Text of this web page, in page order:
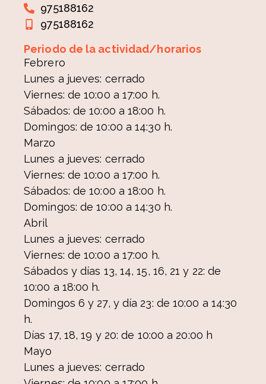
975188162
975188162
Periodo de la actividad/horarios
Febrero
Lunes a jueves: cerrado
Viernes: de 10:00 a 17:00 h.
Sábados: de 10:00 a 18:00 h.
Domingos: de 10:00 a 14:30 h.
Marzo
Lunes a jueves: cerrado
Viernes: de 10:00 a 17:00 h.
Sábados: de 10:00 a 18:00 h.
Domingos: de 10:00 a 14:30 h.
Abril
Lunes a jueves: cerrado
Viernes: de 10:00 a 17:00 h.
Sábados y días 13, 14, 15, 16, 21 y 22: de
10:00 a 18:00 h.
Domingos 6 y 27, y día 23: de 10:00 a 14:30
h.
Días 17, 18, 19 y 20: de 10:00 a 20:00 h
Mayo
Lunes a jueves: cerrado